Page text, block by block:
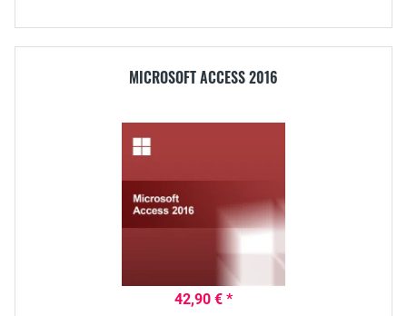
MICROSOFT ACCESS 2016
42,90 € *